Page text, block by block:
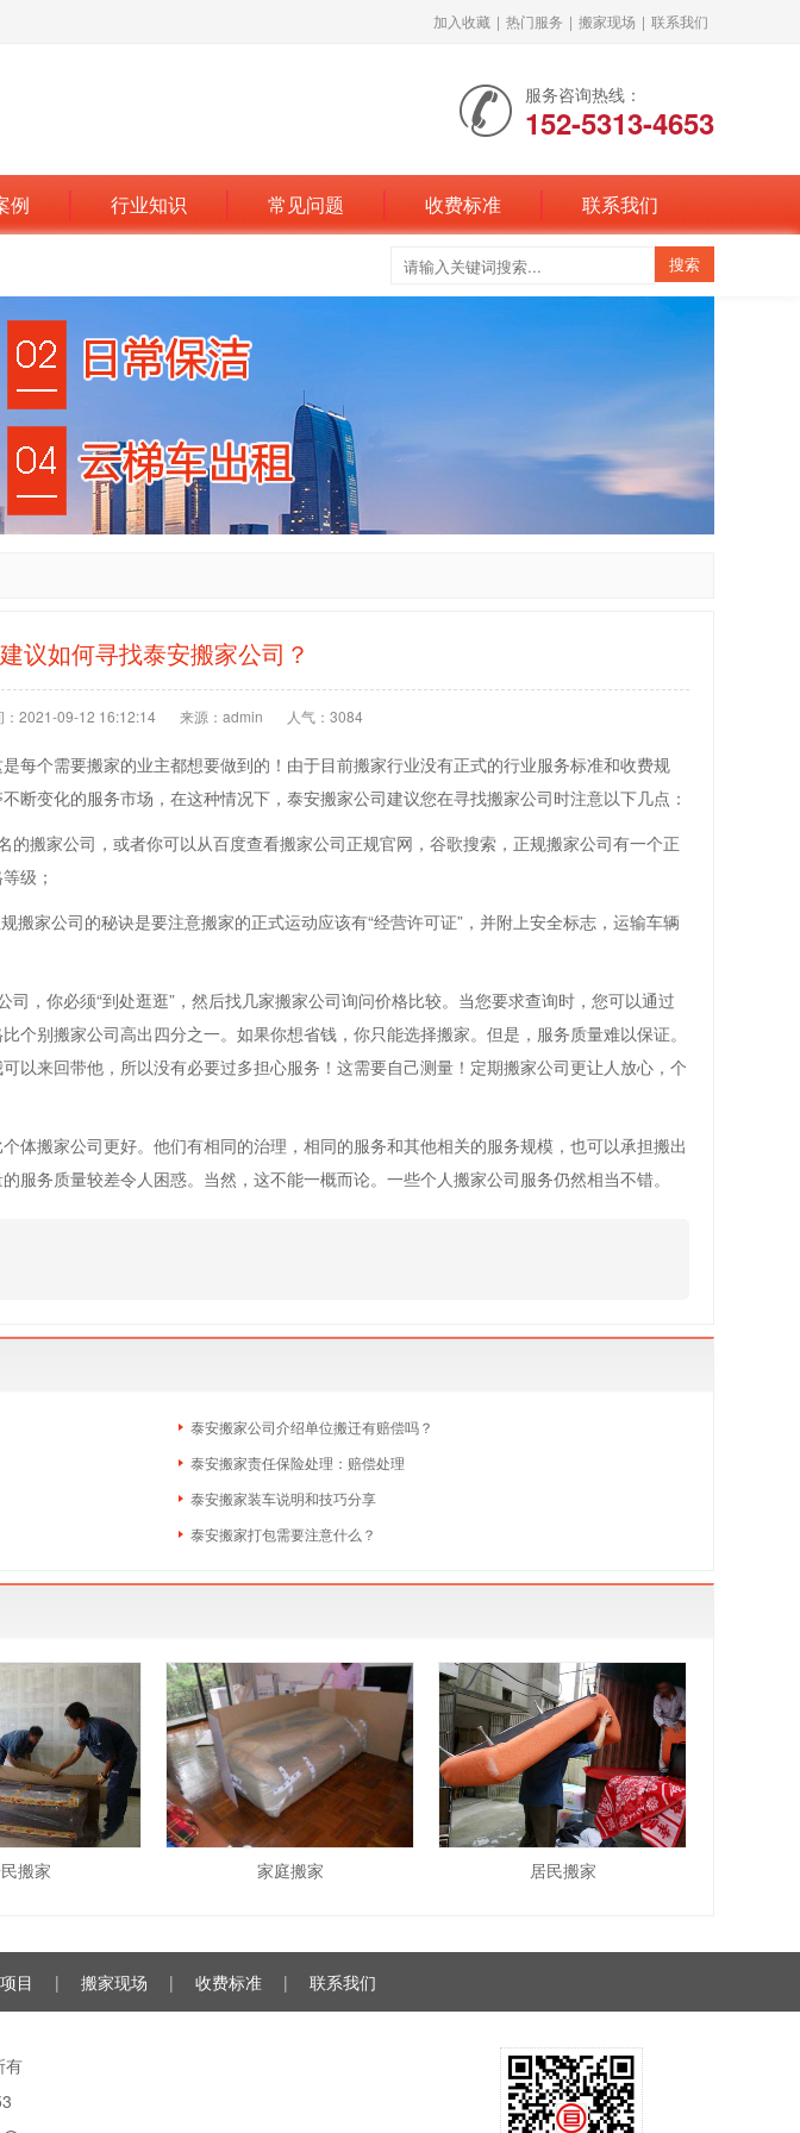
加入收藏 | 热门服务 | 搬家现场 | 联系我们
服务咨询热线：
152-5313-4653
例 行业知识 常见问题 收费标准 联系我们
建议如何寻找泰安搬家公司？
：2021-09-12 16:12:14 来源：admin 人气：3084
每个需要搬家的业主都想要做到的！由于目前搬家行业没有正式的行业服务标准和收费规
断变化的服务市场，在这种情况下，泰安搬家公司建议您在寻找搬家公司时注意以下几点：
搬家公司，或者你可以从百度查看搬家公司正规官网，谷歌搜索，正规搬家公司有一个正
级；
搬家公司的秘诀是要注意搬家的正式运动应该有“经营许可证”，并附上安全标志，运输车辆
，你必须“到处逛逛”，然后找几家搬家公司询问价格比较。当您要求查询时，您可以通过
个别搬家公司高出四分之一。如果你想省钱，你只能选择搬家。但是，服务质量难以保证。
以来回带他，所以没有必要过多担心服务！这需要自己测量！定期搬家公司更让人放心，个
体搬家公司更好。他们有相同的治理，相同的服务和其他相关的服务规模，也可以承担搬出
服务质量较差令人困惑。当然，这不能一概而论。一些个人搬家公司服务仍然相当不错。
泰安搬家公司介绍单位搬迁有赔偿吗？
泰安搬家责任保险处理：赔偿处理
泰安搬家装车说明和技巧分享
泰安搬家打包需要注意什么？
搬家 家庭搬家 居民搬家
目 | 搬家现场 | 收费标准 | 联系我们
有